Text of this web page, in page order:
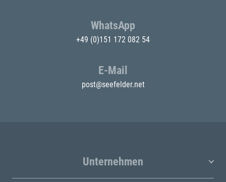
WhatsApp
+49 (0)151 172 082 54
E-Mail
post@seefelder.net
Unternehmen